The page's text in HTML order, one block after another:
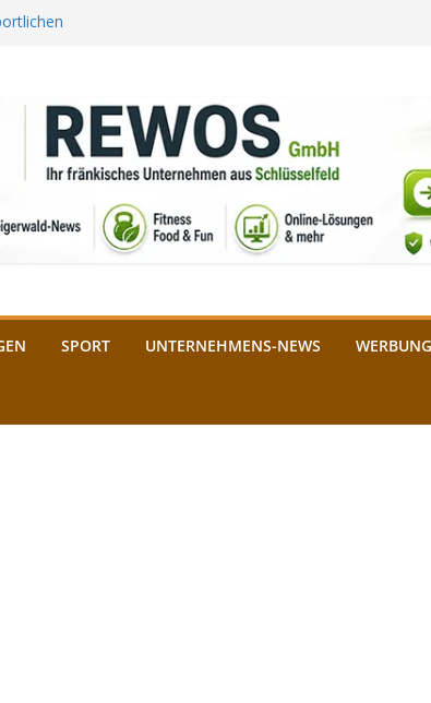
die
3.
SPORT UNTERNEHMENS-NEWS